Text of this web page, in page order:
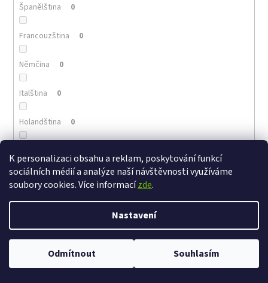
K personalizaci obsahu a reklam, poskytování funkcí
sociálních médií a analýze naší návštěvnosti využíváme
soubory cookies. Více informacízde.
Nastavení
Odmítnout Souhlasím
Španělština 0
Francouzština 0
Němčina 0
Italština 0
Holandština 0
Arménština
Polština 0
Maďarština 0